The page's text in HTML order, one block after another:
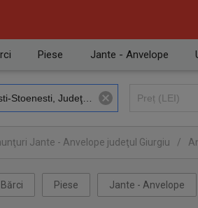
Piese Jante - Anvelope
Jante - Anvelope judeţul Giurgiu /
Piese Jante - Anvelope